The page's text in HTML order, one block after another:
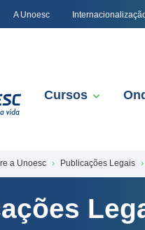
A Unoesc
Cursos
a Unoesc Publicações Legais